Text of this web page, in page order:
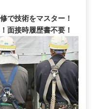
で技術をマスター！
面接時履歴書不要！